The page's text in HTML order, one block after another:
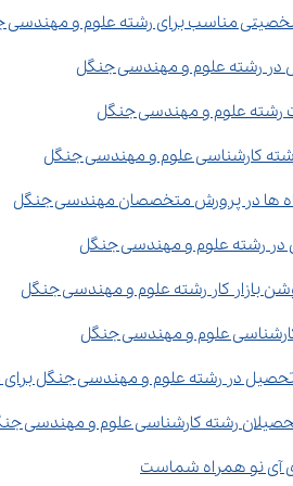
در رشته علوم و مهندسی جنگل
رشته علوم و مهندسی جنگل
کارشناسی علوم و مهندسی جنگل
در رشته علوم و مهندسی جنگل
علوم و مهندسی جنگل
تحصیل در رشته علوم و مهندسی جنگل
رشته کارشناسی علوم و مهندسی
آی نو همراه شماست